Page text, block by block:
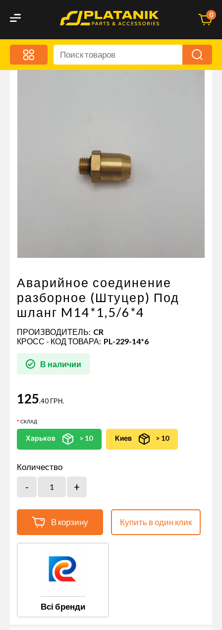
0
Меню
Акционные предложения
Запчасти кузова и зеркала
Малый коммерческий транспорт
Инструменты
Оснащение прицепов
Автономное отопление и
кондиционировани
Стяжные ремни и тросы
Аварийное соединение
разборное (Штуцер) Под
шланг M14*1,5/6*4
ПРОИЗВОДИТЕЛЬ: CR
КРОСС - КОД ТОВАРА: PL-229-14*6
В наличии
125.40 ГРН.
СКЛАД
Харьков > 10 Киев > 10
Количество
В корзину Купить в один клик
Всі бренди